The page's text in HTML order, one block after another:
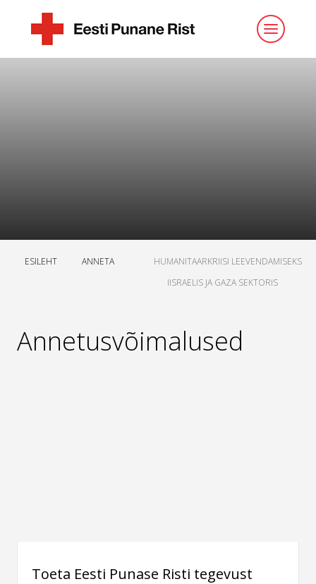
ESILEHT ANNETA
HUMANITAARKRIISI LEEVENDAMISEKS
IISRAELIS JA GAZA SEKTORIS
Annetusvõimalused
Toeta Eesti Punase Risti tegevust